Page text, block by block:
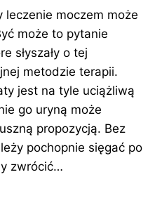
moczem może
może to pytanie
słyszały o tej
metodzie terapii.
jest na tyle uciążliwą
go uryną może
propozycją. Bez
pochopnie sięgać po
zwrócić…